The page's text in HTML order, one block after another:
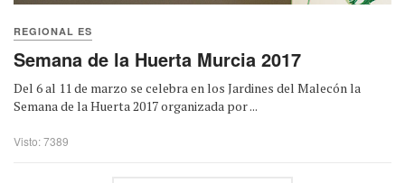
REGIONAL ES
Semana de la Huerta Murcia 2017
Del 6 al 11 de marzo se celebra en los Jardines del Malecón la
Semana de la Huerta 2017 organizada por ...
Visto: 7389